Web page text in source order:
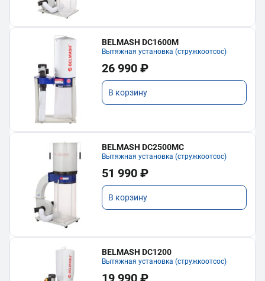
BELMASH DC1600M
Вытяжная установка (стружкоотсос)
26 990 ₽
В корзину
BELMASH DC2500MC
Вытяжная установка (стружкоотсос)
51 990 ₽
В корзину
BELMASH DC1200
Вытяжная установка (стружкоотсос)
19 990 ₽